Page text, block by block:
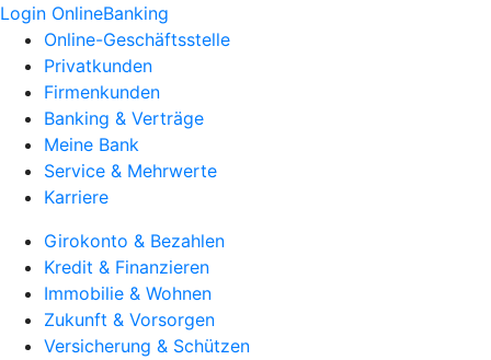
Login OnlineBanking
Online-Geschäftsstelle
Privatkunden
Firmenkunden
Banking & Verträge
Meine Bank
Service & Mehrwerte
Karriere
Girokonto & Bezahlen
Kredit & Finanzieren
Immobilie & Wohnen
Zukunft & Vorsorgen
Versicherung & Schützen